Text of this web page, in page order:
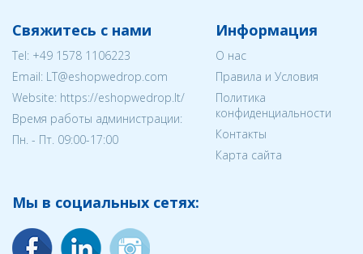
Свяжитесь с нами
Tel: +49 1578 1106223
Email: LT@eshopwedrop.com
Website: https://eshopwedrop.lt/
Время работы администрации:
Пн. - Пт. 09:00-17:00
Информация
О нас
Правила и Условия
Политика
конфиденциальности
Контакты
Карта сайта
Мы в социальных сетях: